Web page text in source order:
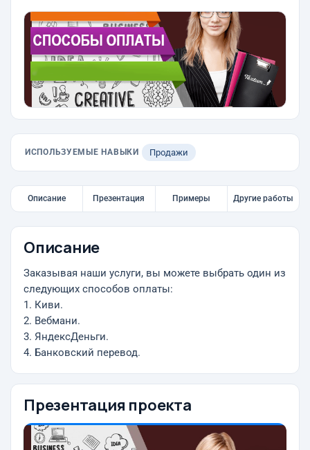
ИСПОЛЬЗУЕМЫЕ НАВЫКИ Продажи
Описание Презентация Примеры Другие работы
Описание
Заказывая наши услуги, вы можете выбрать один из
следующих способов оплаты:
1. Киви.
2. Вебмани.
3. ЯндексДеньги.
4. Банковский перевод.
Презентация проекта